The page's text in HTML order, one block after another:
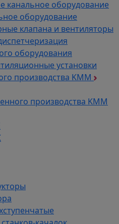
канальное оборудование
оборудование
клапана и вентиляторы
оборудования
установки
производства KMM
производства KMM